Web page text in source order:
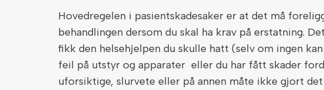
Hovedregelen i pasientskadesaker er at det må
behandlingen dersom du skal ha krav på erstatning.
fikk den helsehjelpen du skulle hatt (selv om ingen
feil på utstyr og apparater eller du har fått skader
uforsiktige, slurvete eller på annen måte ikke gjort